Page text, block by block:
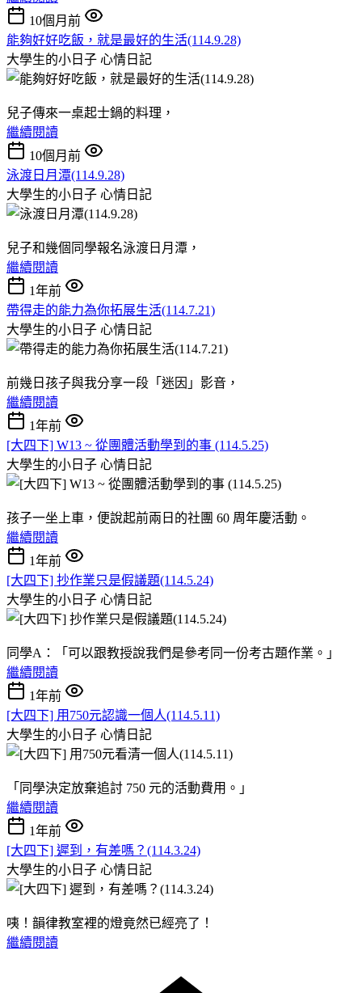
10個月前
能夠好好吃飯，就是最好的生活(114.9.28)
大學生的小日子 心情日記
兒子傳來一桌起士鍋的料理，
繼續閱讀
10個月前
泳渡日月潭(114.9.28)
大學生的小日子 心情日記
兒子和幾個同學報名泳渡日月潭，
繼續閱讀
1年前
帶得走的能力為你拓展生活(114.7.21)
大學生的小日子 心情日記
前幾日孩子與我分享一段「迷因」影音，
繼續閱讀
1年前
[大四下] W13 ~ 從團體活動學到的事 (114.5.25)
大學生的小日子 心情日記
孩子一坐上車，便說起前兩日的社團 60 周年慶活動。
繼續閱讀
1年前
[大四下] 抄作業只是假議題(114.5.24)
大學生的小日子 心情日記
同學A：「可以跟教授說我們是參考同一份考古題作業。」
繼續閱讀
1年前
[大四下] 用750元認識一個人(114.5.11)
大學生的小日子 心情日記
「同學決定放棄追討 750 元的活動費用。」
繼續閱讀
1年前
[大四下] 遲到，有差嗎？(114.3.24)
大學生的小日子 心情日記
咦！韻律教室裡的燈竟然已經亮了！
繼續閱讀